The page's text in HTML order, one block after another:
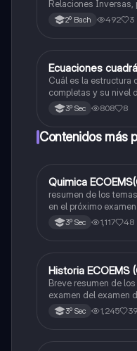
Relaciones Inversas,
2º Bach 492 3
Matemáticas
Ecuaciones
Cuál es la estructura
completas y su nivel
solucion
3º Sec 808 8
Contenidos más
Química
Quimica
resumen de los
en el próximo
zona metropolitana
3º Sec 1,117 48
Historia
Historia ECOEMS
Breve resumen de
examen del examen
valle de México
3º Sec 1,245 39